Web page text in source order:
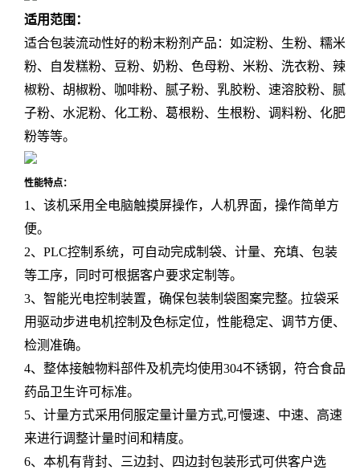
适用范围：
适合包装流动性好的粉末粉剂产品：如淀粉、生粉、糯米
粉、自发糕粉、豆粉、奶粉、色母粉、米粉、洗衣粉、辣
椒粉、胡椒粉、咖啡粉、腻子粉、乳胶粉、速溶胶粉、腻
子粉、水泥粉、化工粉、葛根粉、生根粉、调料粉、化肥
粉等等。
性能特点：
1、该机采用全电脑触摸屏操作，人机界面，操作简单方
便。
2、PLC控制系统，可自动完成制袋、计量、充填、包装
等工序，同时可根据客户要求定制等。
3、智能光电控制装置，确保包装制袋图案完整。拉袋采
用驱动步进电机控制及色标定位，性能稳定、调节方便、
检测准确。
4、整体接触物料部件及机壳均使用304不锈钢，符合食品
药品卫生许可标准。
5、计量方式采用伺服定量计量方式,可慢速、中速、高速
来进行调整计量时间和精度。
6、本机有背封、三边封、四边封包装形式可供客户选